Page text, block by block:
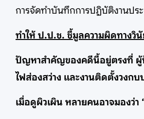
การจัดทำบันทึกการปฏิบัติงานปร
ทำให้ ป.ป.ช. ชี้มูลความผิดทางวินั
ปัญหาสำคัญของคดีนี้อยู่ตรงที่ ผู้ฟ้
ไฟส่องสว่าง และงานติดตั้งวงกบ
เมื่อดูผิวเผิน หลายคนอาจมองว่